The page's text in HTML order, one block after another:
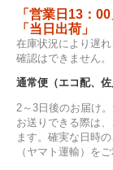
「営業日13：
「当日出荷」
在庫状況により遅
確認はできません。
通常便（エコ配、佐
2～3日後のお届け
お送りできる際は
ます。確実な日時
（ヤマト運輸）を